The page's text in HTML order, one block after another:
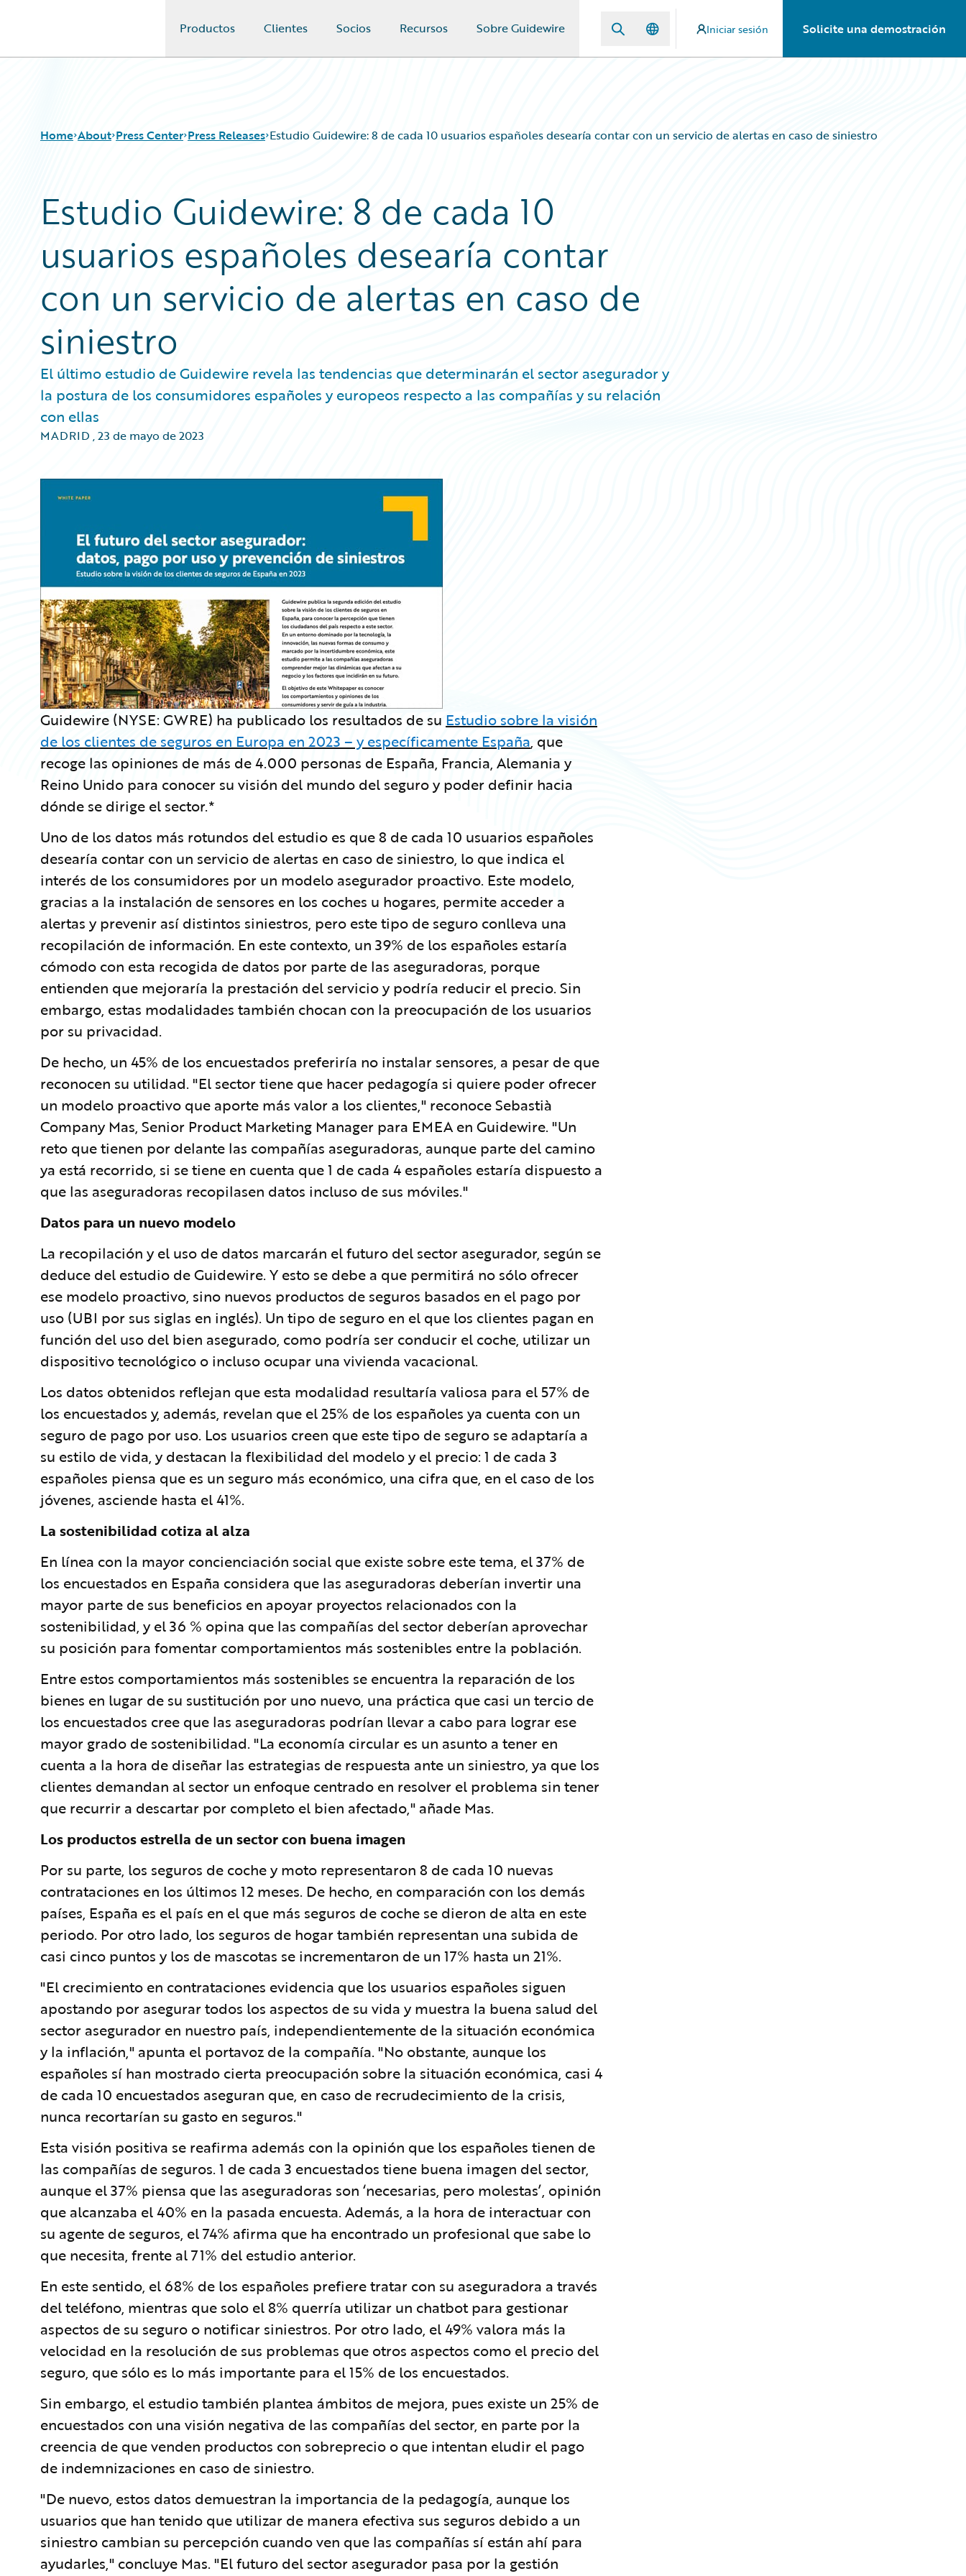
Productos Clientes Socios Recursos Sobre Guidewire Iniciar sesión Solicite una demostración
Home About Press Center Press Releases Estudio Guidewire: 8 de cada 10 usuarios españoles desearía contar con un servicio de alertas en caso de siniestro
Estudio Guidewire: 8 de cada 10
usuarios españoles desearía contar
con un servicio de alertas en caso de
siniestro
El último estudio de Guidewire revela las tendencias que determinarán el sector asegurador y
la postura de los consumidores españoles y europeos respecto a las compañías y su relación
con ellas
MADRID ,23 de mayo de 2023
Guidewire (NYSE: GWRE) ha publicado los resultados de su Estudio sobre la visión
de los clientes de seguros en Europa en 2023 – y específicamente España, que
recoge las opiniones de más de 4.000 personas de España, Francia, Alemania y
Reino Unido para conocer su visión del mundo del seguro y poder definir hacia
dónde se dirige el sector.*
Uno de los datos más rotundos del estudio es que 8 de cada 10 usuarios españoles
desearía contar con un servicio de alertas en caso de siniestro, lo que indica el
interés de los consumidores por un modelo asegurador proactivo. Este modelo,
gracias a la instalación de sensores en los coches u hogares, permite acceder a
alertas y prevenir así distintos siniestros, pero este tipo de seguro conlleva una
recopilación de información. En este contexto, un 39% de los españoles estaría
cómodo con esta recogida de datos por parte de las aseguradoras, porque
entienden que mejoraría la prestación del servicio y podría reducir el precio. Sin
embargo, estas modalidades también chocan con la preocupación de los usuarios
por su privacidad.
De hecho, un 45% de los encuestados preferiría no instalar sensores, a pesar de que
reconocen su utilidad. "El sector tiene que hacer pedagogía si quiere poder ofrecer
un modelo proactivo que aporte más valor a los clientes," reconoce Sebastià
Company Mas, Senior Product Marketing Manager para EMEA en Guidewire. "Un
reto que tienen por delante las compañías aseguradoras, aunque parte del camino
ya está recorrido, si se tiene en cuenta que 1 de cada 4 españoles estaría dispuesto a
que las aseguradoras recopilasen datos incluso de sus móviles."
Datos para un nuevo modelo
La recopilación y el uso de datos marcarán el futuro del sector asegurador, según se
deduce del estudio de Guidewire. Y esto se debe a que permitirá no sólo ofrecer
ese modelo proactivo, sino nuevos productos de seguros basados en el pago por
uso (UBI por sus siglas en inglés). Un tipo de seguro en el que los clientes pagan en
función del uso del bien asegurado, como podría ser conducir el coche, utilizar un
dispositivo tecnológico o incluso ocupar una vivienda vacacional.
Los datos obtenidos reflejan que esta modalidad resultaría valiosa para el 57% de
los encuestados y, además, revelan que el 25% de los españoles ya cuenta con un
seguro de pago por uso. Los usuarios creen que este tipo de seguro se adaptaría a
su estilo de vida, y destacan la flexibilidad del modelo y el precio: 1 de cada 3
españoles piensa que es un seguro más económico, una cifra que, en el caso de los
jóvenes, asciende hasta el 41%.
La sostenibilidad cotiza al alza
En línea con la mayor concienciación social que existe sobre este tema, el 37% de
los encuestados en España considera que las aseguradoras deberían invertir una
mayor parte de sus beneficios en apoyar proyectos relacionados con la
sostenibilidad, y el 36 % opina que las compañías del sector deberían aprovechar
su posición para fomentar comportamientos más sostenibles entre la población.
Entre estos comportamientos más sostenibles se encuentra la reparación de los
bienes en lugar de su sustitución por uno nuevo, una práctica que casi un tercio de
los encuestados cree que las aseguradoras podrían llevar a cabo para lograr ese
mayor grado de sostenibilidad. "La economía circular es un asunto a tener en
cuenta a la hora de diseñar las estrategias de respuesta ante un siniestro, ya que los
clientes demandan al sector un enfoque centrado en resolver el problema sin tener
que recurrir a descartar por completo el bien afectado," añade Mas.
Los productos estrella de un sector con buena imagen
Por su parte, los seguros de coche y moto representaron 8 de cada 10 nuevas
contrataciones en los últimos 12 meses. De hecho, en comparación con los demás
países, España es el país en el que más seguros de coche se dieron de alta en este
periodo. Por otro lado, los seguros de hogar también representan una subida de
casi cinco puntos y los de mascotas se incrementaron de un 17% hasta un 21%.
"El crecimiento en contrataciones evidencia que los usuarios españoles siguen
apostando por asegurar todos los aspectos de su vida y muestra la buena salud del
sector asegurador en nuestro país, independientemente de la situación económica
y la inflación," apunta el portavoz de la compañía. "No obstante, aunque los
españoles sí han mostrado cierta preocupación sobre la situación económica, casi 4
de cada 10 encuestados aseguran que, en caso de recrudecimiento de la crisis,
nunca recortarían su gasto en seguros."
Esta visión positiva se reafirma además con la opinión que los españoles tienen de
las compañías de seguros. 1 de cada 3 encuestados tiene buena imagen del sector,
aunque el 37% piensa que las aseguradoras son ‘necesarias, pero molestas’, opinión
que alcanzaba el 40% en la pasada encuesta. Además, a la hora de interactuar con
su agente de seguros, el 74% afirma que ha encontrado un profesional que sabe lo
que necesita, frente al 71% del estudio anterior.
En este sentido, el 68% de los españoles prefiere tratar con su aseguradora a través
del teléfono, mientras que solo el 8% querría utilizar un chatbot para gestionar
aspectos de su seguro o notificar siniestros. Por otro lado, el 49% valora más la
velocidad en la resolución de sus problemas que otros aspectos como el precio del
seguro, que sólo es lo más importante para el 15% de los encuestados.
Sin embargo, el estudio también plantea ámbitos de mejora, pues existe un 25% de
encuestados con una visión negativa de las compañías del sector, en parte por la
creencia de que venden productos con sobreprecio o que intentan eludir el pago
de indemnizaciones en caso de siniestro.
"De nuevo, estos datos demuestran la importancia de la pedagogía, aunque los
usuarios que han tenido que utilizar de manera efectiva sus seguros debido a un
siniestro cambian su percepción cuando ven que las compañías sí están ahí para
ayudarles," concluye Mas. "El futuro del sector asegurador pasa por la gestión